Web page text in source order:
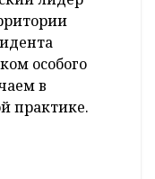
особого
в
практике.